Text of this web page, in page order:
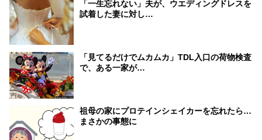
「一生忘れない」夫が、ウエディングドレスを
試着した妻に対し…
「見てるだけでムカムカ」TDL入口の荷物検査
で、ある一家が…
祖母の家にプロテインシェイカーを忘れたら…
まさかの事態に